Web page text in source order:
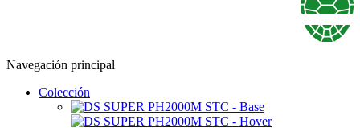
Navegación principal
Colección